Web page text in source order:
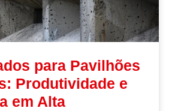
para Pavilhões
Produtividade e
em Alta